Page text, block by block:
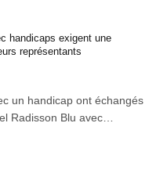
handicaps exigent une
représentants
un handicap ont échangés
Radisson Blu avec…